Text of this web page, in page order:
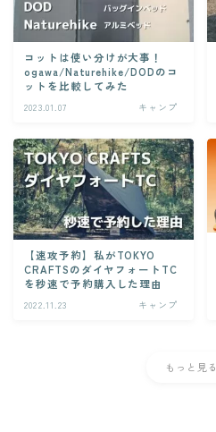
コットは使い分けが大事！
ogawa/Naturehike/DODのコ
ットを比較してみた
2023.01.07 キャンプ
【速攻予約】私がTOKYO
CRAFTSのダイヤフォートTC
を秒速で予約購入した理由
2022.11.23 キャンプ
もっと見る